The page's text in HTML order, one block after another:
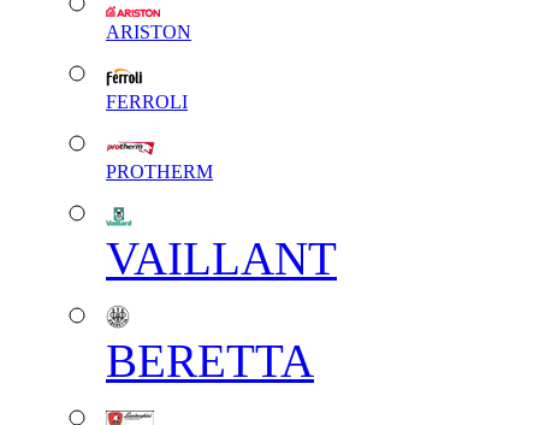
ARISTON
FERROLI
PROTHERM
VAILLANT
BERETTA